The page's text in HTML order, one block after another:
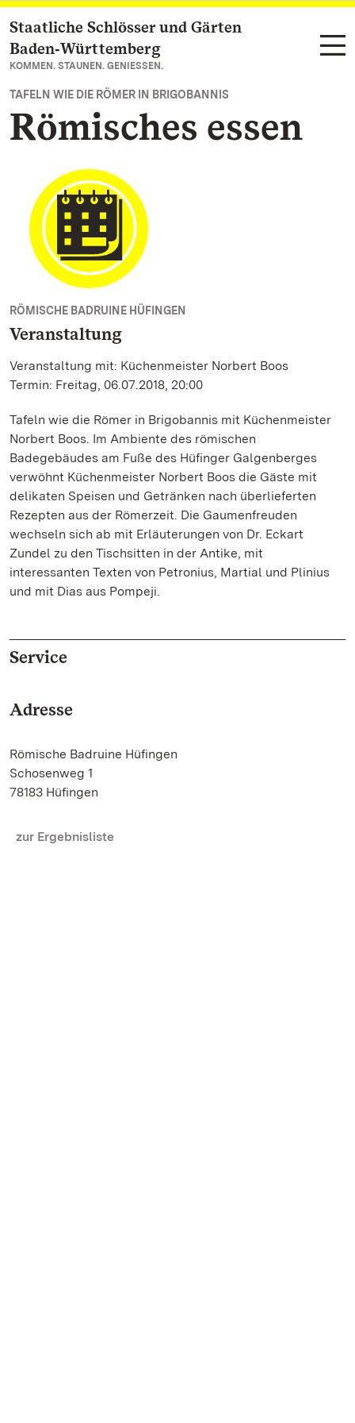
Zum Hauptinhalt springen
Staatliche Schlösser und Gärten
Baden‑Württemberg
KOMMEN. STAUNEN. GENIESSEN.
TAFELN WIE DIE RÖMER IN BRIGOBANNIS
Römisches essen
RÖMISCHE BADRUINE HÜFINGEN
Veranstaltung
Veranstaltung mit: Küchenmeister Norbert Boos
Termin: Freitag, 06.07.2018, 20:00
Tafeln wie die Römer in Brigobannis mit Küchenmeister
Norbert Boos. Im Ambiente des römischen
Badegebäudes am Fuße des Hüfinger Galgenberges
verwöhnt Küchenmeister Norbert Boos die Gäste mit
delikaten Speisen und Getränken nach überlieferten
Rezepten aus der Römerzeit. Die Gaumenfreuden
wechseln sich ab mit Erläuterungen von Dr. Eckart
Zundel zu den Tischsitten in der Antike, mit
interessanten Texten von Petronius, Martial und Plinius
und mit Dias aus Pompeji.
Service
Adresse
Römische Badruine Hüfingen
Schosenweg 1
78183 Hüfingen
zur Ergebnisliste